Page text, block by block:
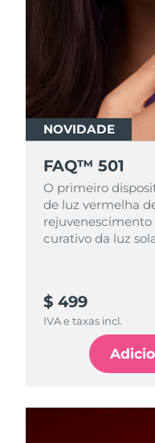
NOVIDADE
FAQ™ 501
O primeiro
de luz vermelha
rejuvenescimento
curativo da luz
$ 499
IVA e taxas incl.